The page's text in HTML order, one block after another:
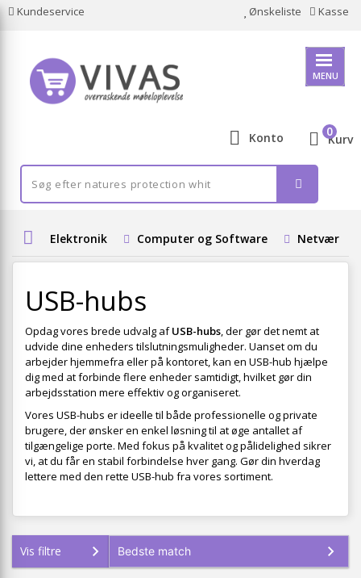
Kundeservice Ønskeliste Kasse
MENU
Konto Kurv
0
Elektronik Computer og Software Netværk
USB-hubs
Opdag vores brede udvalg afUSB-hubs, der gør det nemt at
udvide dine enheders tilslutningsmuligheder. Uanset om du
arbejder hjemmefra eller på kontoret, kan en USB-hub hjælpe
dig med at forbinde flere enheder samtidigt, hvilket gør din
arbejdsstation mere effektiv og organiseret.
Vores USB-hubs er ideelle til både professionelle og private
brugere, der ønsker en enkel løsning til at øge antallet af
tilgængelige porte. Med fokus på kvalitet og pålidelighed sikrer
vi, at du får en stabil forbindelse hver gang. Gør din hverdag
lettere med den rette USB-hub fra vores sortiment.
Vis filtre